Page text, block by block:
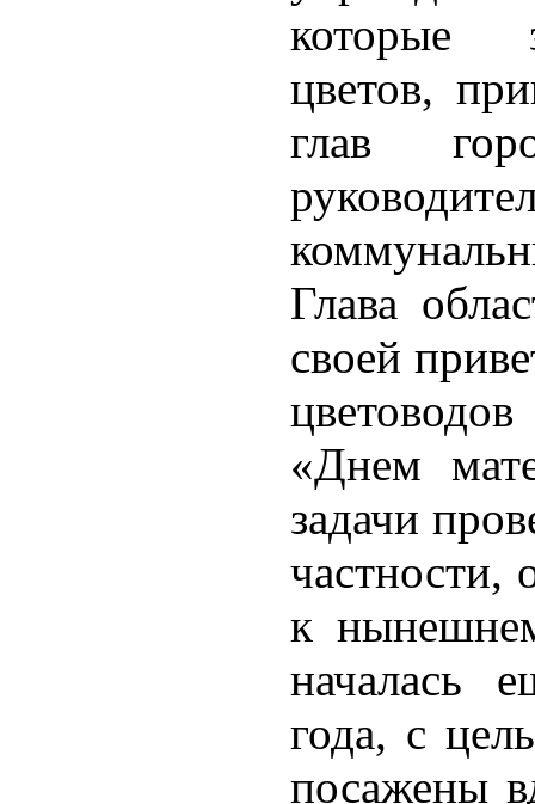
которые
цветов,
глав
Глава
своей
«Днем
задачи
частности,
к
началась
года, с
посажены